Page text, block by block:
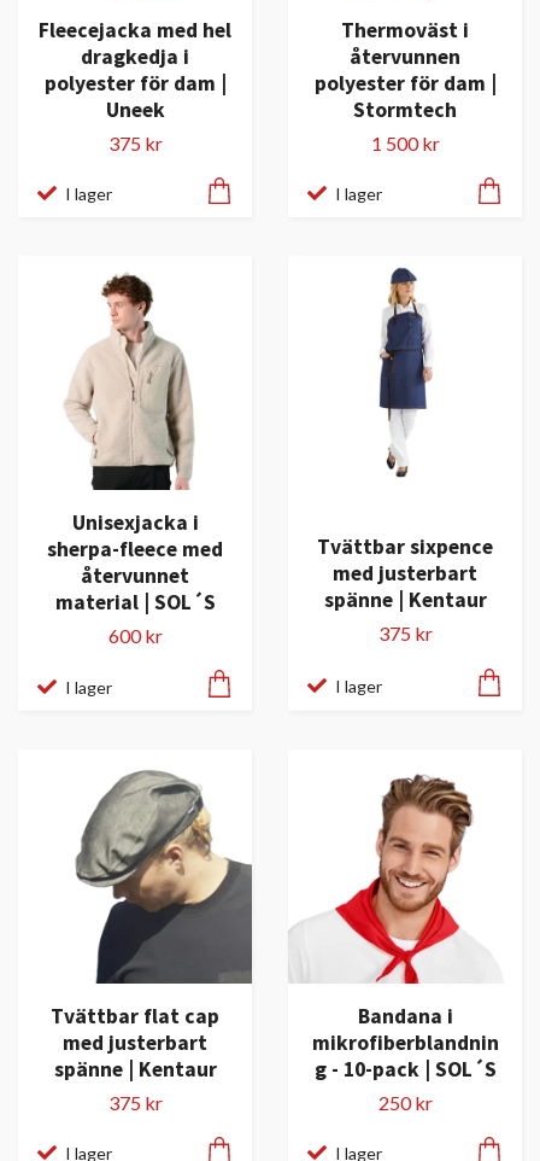
Fleecejacka med hel
dragkedja i
polyester för dam |
Uneek
375 kr
I lager
Thermoväst i
återvunnen
polyester för dam |
Stormtech
1 500 kr
I lager
Unisexjacka i
sherpa-fleece med
återvunnet
material | SOL´S
600 kr
I lager
Tvättbar sixpence
med justerbart
spänne | Kentaur
375 kr
I lager
Tvättbar flat cap
med justerbart
spänne | Kentaur
375 kr
I lager
Bandana i
mikrofiberblandnin
g - 10-pack | SOL´S
250 kr
I lager